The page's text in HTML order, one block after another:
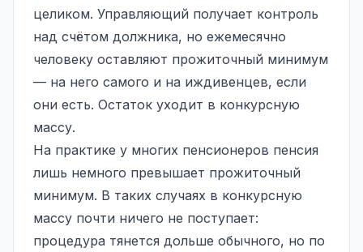
целиком. Управляющий получает контроль
над счётом должника, но ежемесячно
человеку оставляют прожиточный минимум
— на него самого и на иждивенцев, если
они есть. Остаток уходит в конкурсную
массу.
На практике у многих пенсионеров пенсия
лишь немного превышает прожиточный
минимум. В таких случаях в конкурсную
массу почти ничего не поступает:
процедура тянется дольше обычного, но по